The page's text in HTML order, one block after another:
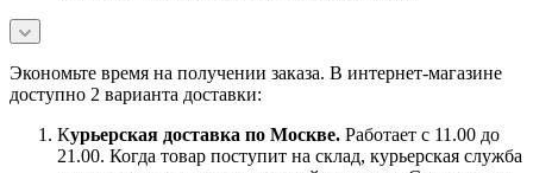
Экономьте время на получении заказа. В интернет-магазине
доступно 2 варианта доставки:
Курьерская доставка по Москве. Работает с 11.00 до
21.00. Когда товар поступит на склад, курьерская служба